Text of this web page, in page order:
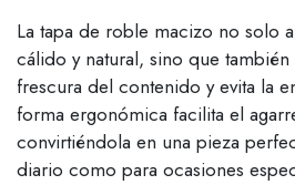
La tapa de roble macizo no solo
cálido y natural, sino que también
frescura del contenido y evita la
forma ergonómica facilita el
convirtiéndola en una pieza
diario como para ocasiones